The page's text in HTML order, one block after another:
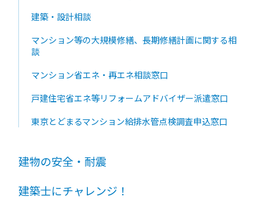
建築・設計相談
マンション等の大規模修繕、長期修繕計画に関する相
談
マンション省エネ・再エネ相談窓口
戸建住宅省エネ等リフォームアドバイザー派遣窓口
東京とどまるマンション給排水管点検調査申込窓口
建物の安全・耐震
建築士にチャレンジ！